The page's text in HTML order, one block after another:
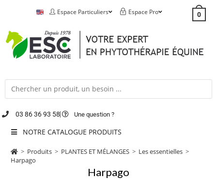
Espace Particuliers Espace Pro 0
03 86 36 93 58 Une question ?
NOTRE CATALOGUE PRODUITS
> Produits > PLANTES ET MÉLANGES > Les essentielles >
Harpago
Harpago